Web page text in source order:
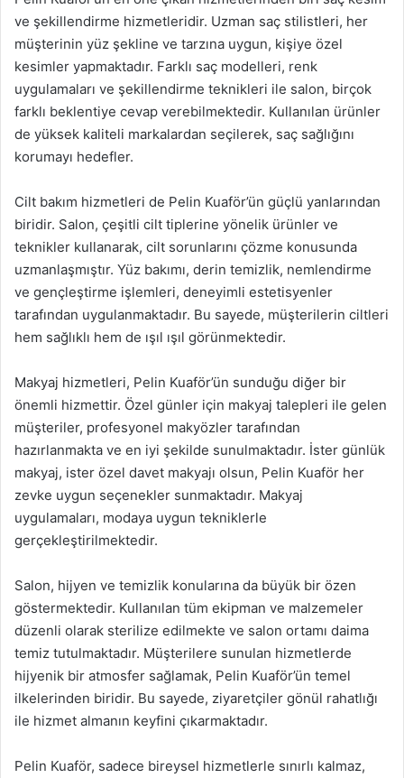
ve şekillendirme hizmetleridir. Uzman saç stilistleri, her
müşterinin yüz şekline ve tarzına uygun, kişiye özel
kesimler yapmaktadır. Farklı saç modelleri, renk
uygulamaları ve şekillendirme teknikleri ile salon, birçok
farklı beklentiye cevap verebilmektedir. Kullanılan ürünler
de yüksek kaliteli markalardan seçilerek, saç sağlığını
korumayı hedefler.
Cilt bakım hizmetleri de Pelin Kuaför’ün güçlü yanlarından
biridir. Salon, çeşitli cilt tiplerine yönelik ürünler ve
teknikler kullanarak, cilt sorunlarını çözme konusunda
uzmanlaşmıştır. Yüz bakımı, derin temizlik, nemlendirme
ve gençleştirme işlemleri, deneyimli estetisyenler
tarafından uygulanmaktadır. Bu sayede, müşterilerin ciltleri
hem sağlıklı hem de ışıl ışıl görünmektedir.
Makyaj hizmetleri, Pelin Kuaför’ün sunduğu diğer bir
önemli hizmettir. Özel günler için makyaj talepleri ile gelen
müşteriler, profesyonel makyözler tarafından
hazırlanmakta ve en iyi şekilde sunulmaktadır. İster günlük
makyaj, ister özel davet makyajı olsun, Pelin Kuaför her
zevke uygun seçenekler sunmaktadır. Makyaj
uygulamaları, modaya uygun tekniklerle
gerçekleştirilmektedir.
Salon, hijyen ve temizlik konularına da büyük bir özen
göstermektedir. Kullanılan tüm ekipman ve malzemeler
düzenli olarak sterilize edilmekte ve salon ortamı daima
temiz tutulmaktadır. Müşterilere sunulan hizmetlerde
hijyenik bir atmosfer sağlamak, Pelin Kuaför’ün temel
ilkelerinden biridir. Bu sayede, ziyaretçiler gönül rahatlığı
ile hizmet almanın keyfini çıkarmaktadır.
Pelin Kuaför, sadece bireysel hizmetlerle sınırlı kalmaz,